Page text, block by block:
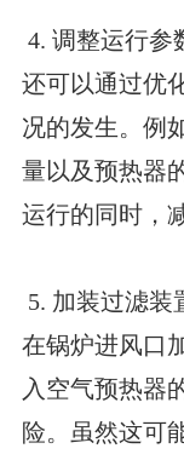
4. 调整运行参
还可以通过优
况的发生。例
量以及预热器
运行的同时，
5. 加装过滤装
在锅炉进风口
入空气预热器
险。虽然这可